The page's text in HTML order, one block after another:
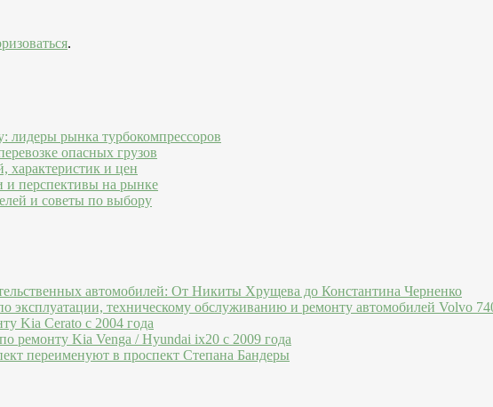
.
лидеры рынка турбокомпрессоров
опасных грузов
характеристик и цен
и перспективы на рынке
и советы по выбору
автомобилей: От Никиты Хрущева до Константина Черненко
эксплуатации, техническому обслуживанию и ремонту автомобилей Volvo
Kia Cerato c 2004 года
ремонту Kia Venga / Hyundai ix20 c 2009 года
переименуют в проспект Степана Бандеры